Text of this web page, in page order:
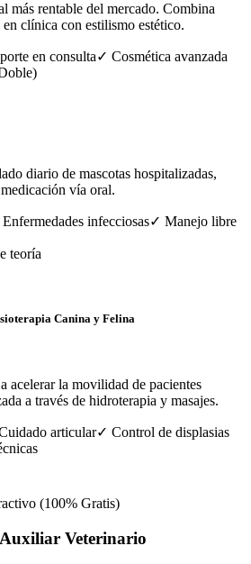
más rentable del mercado. Combina
clínica con estilismo estético.
en consulta✓ Cosmética avanzada
diario de mascotas hospitalizadas,
vía oral.
Enfermedades infecciosas✓ Manejo libre
teoría
Canina y Felina
acelerar la movilidad de pacientes
a través de hidroterapia y masajes.
articular✓ Control de displasias
(100% Gratis)
Auxiliar Veterinario